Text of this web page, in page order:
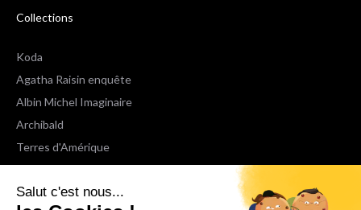
Salut c'est nous...
Collections
Koda
Agatha Raisin enquête
Albin Michel Imaginaire
Archibald
Terres d'Amérique
Espaces Libres Poche
NOX